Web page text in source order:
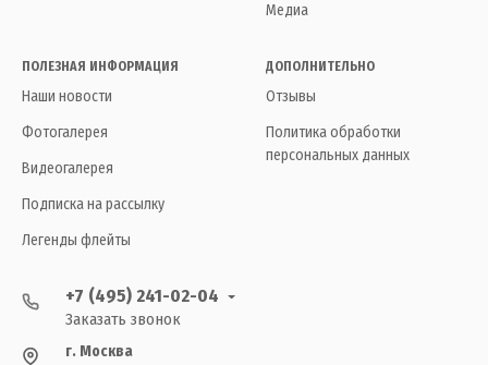
Медиа
ПОЛЕЗНАЯ ИНФОРМАЦИЯ
Наши новости
Фотогалерея
Видеогалерея
Подписка на рассылку
Легенды флейты
ДОПОЛНИТЕЛЬНО
Отзывы
Политика обработки
персональных данных
+7 (495) 241-02-04
Заказать звонок
г. Москва